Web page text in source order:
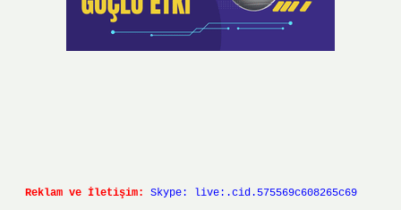
Reklam ve İletişim: Skype: live:.cid.575569c608265c69